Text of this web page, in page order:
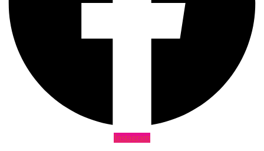
Instagram